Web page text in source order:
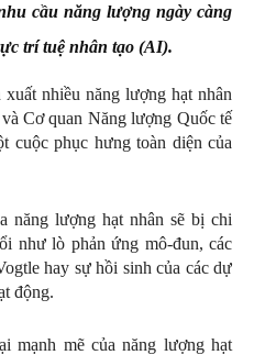
cầu năng lượng ngày càng
trí tuệ nhân tạo (AI).
nhiều năng lượng hạt nhân
Cơ quan Năng lượng Quốc tế
cuộc phục hưng toàn diện của
năng lượng hạt nhân sẽ bị chi
như lò phản ứng mô-đun, các
hay sự hồi sinh của các dự
động.
mạnh mẽ của năng lượng hạt